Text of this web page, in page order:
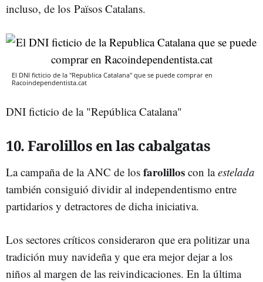
incluso, de los Països Catalans.
El DNI ficticio de la "Republica Catalana" que se puede comprar en
Racoindependentista.cat
DNI ficticio de la "República Catalana"
10. Farolillos en las cabalgatas
La campaña de la ANC de los farolillos con laestelada
también consiguió dividir al independentismo entre
partidarios y detractores de dicha iniciativa.
Los sectores críticos consideraron que era politizar una
tradición muy navideña y que era mejor dejar a los
niños al margen de las reivindicaciones. En la última